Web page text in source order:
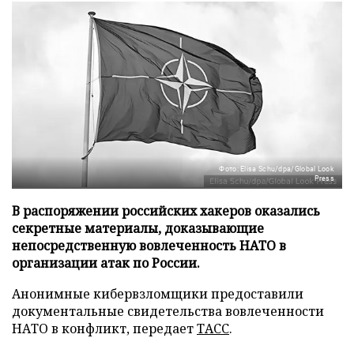
Фото: Elisa Schu/dpa/Global Look
Press
В распоряжении российских хакеров оказались
секретные материалы, доказывающие
непосредственную вовлеченность НАТО в
организации атак по России.
Анонимные кибервзломщики предоставили
документальные свидетельства вовлеченности
НАТО в конфликт, передаетТАСС.